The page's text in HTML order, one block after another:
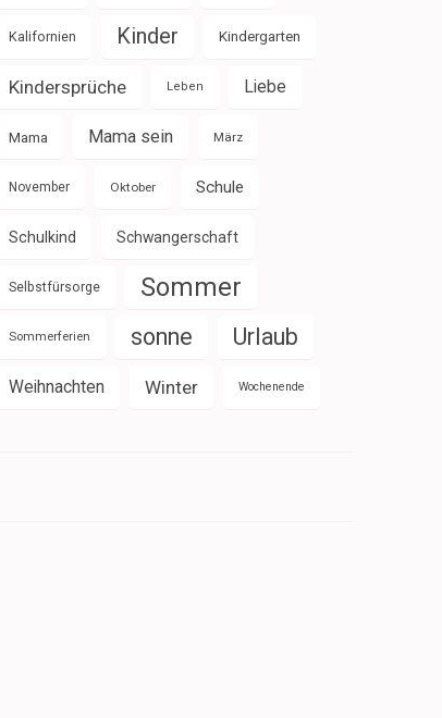
Kalifornien Kinder Kindergarten
Kindersprüche Leben Liebe
Mama Mama sein März
November Oktober Schule
Schulkind Schwangerschaft
Selbstfürsorge Sommer
Sommerferien sonne Urlaub
Weihnachten Winter Wochenende